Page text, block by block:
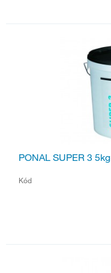
PONAL SUPER 3 5kg
Kód